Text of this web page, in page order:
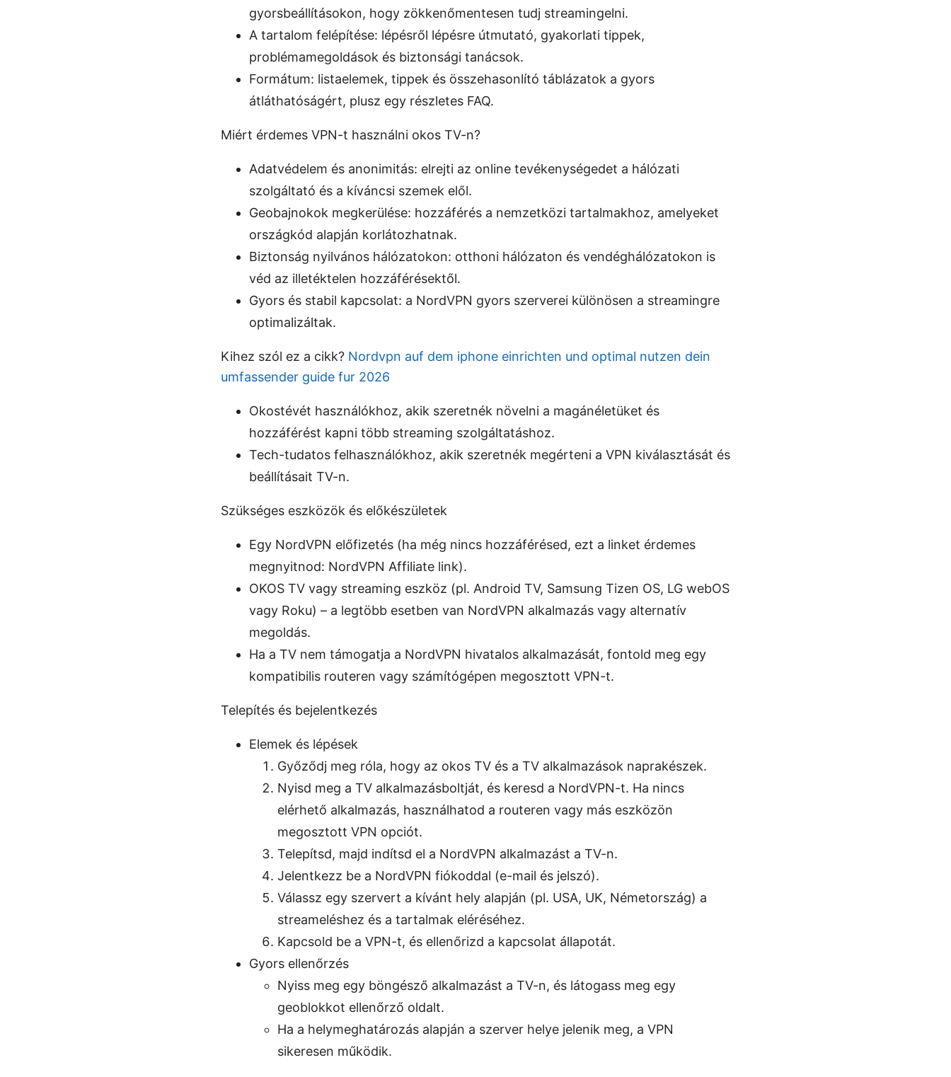
gyorsbeállításokon, hogy zökkenőmentesen tudj streamingelni.
A tartalom felépítése: lépésről lépésre útmutató, gyakorlati tippek,
problémamegoldások és biztonsági tanácsok.
Formátum: listaelemek, tippek és összehasonlító táblázatok a gyors
átláthatóságért, plusz egy részletes FAQ.
Miért érdemes VPN-t használni okos TV-n?
Adatvédelem és anonimitás: elrejti az online tevékenységedet a hálózati
szolgáltató és a kíváncsi szemek elől.
Geobajnokok megkerülése: hozzáférés a nemzetközi tartalmakhoz, amelyeket
országkód alapján korlátozhatnak.
Biztonság nyilvános hálózatokon: otthoni hálózaton és vendéghálózatokon is
véd az illetéktelen hozzáférésektől.
Gyors és stabil kapcsolat: a NordVPN gyors szerverei különösen a streamingre
optimalizáltak.
Kihez szól ez a cikk? Nordvpn auf dem iphone einrichten und optimal nutzen dein
umfassender guide fur 2026
Okostévét használókhoz, akik szeretnék növelni a magánéletüket és
hozzáférést kapni több streaming szolgáltatáshoz.
Tech-tudatos felhasználókhoz, akik szeretnék megérteni a VPN kiválasztását és
beállításait TV-n.
Szükséges eszközök és előkészületek
Egy NordVPN előfizetés (ha még nincs hozzáférésed, ezt a linket érdemes
megnyitnod: NordVPN Affiliate link).
OKOS TV vagy streaming eszköz (pl. Android TV, Samsung Tizen OS, LG webOS
vagy Roku) – a legtöbb esetben van NordVPN alkalmazás vagy alternatív
megoldás.
Ha a TV nem támogatja a NordVPN hivatalos alkalmazását, fontold meg egy
kompatibilis routeren vagy számítógépen megosztott VPN-t.
Telepítés és bejelentkezés
Elemek és lépések
Győződj meg róla, hogy az okos TV és a TV alkalmazások naprakészek.
Nyisd meg a TV alkalmazásboltját, és keresd a NordVPN-t. Ha nincs
elérhető alkalmazás, használhatod a routeren vagy más eszközön
megosztott VPN opciót.
Telepítsd, majd indítsd el a NordVPN alkalmazást a TV-n.
Jelentkezz be a NordVPN fiókoddal (e-mail és jelszó).
Válassz egy szervert a kívánt hely alapján (pl. USA, UK, Németország) a
streameléshez és a tartalmak eléréséhez.
Kapcsold be a VPN-t, és ellenőrizd a kapcsolat állapotát.
Gyors ellenőrzés
Nyiss meg egy böngésző alkalmazást a TV-n, és látogass meg egy
geoblokkot ellenőrző oldalt.
Ha a helymeghatározás alapján a szerver helye jelenik meg, a VPN
sikeresen működik.